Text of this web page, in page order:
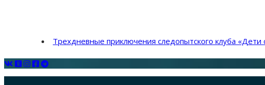
Трехдневные приключения следопытского клуба «Дети